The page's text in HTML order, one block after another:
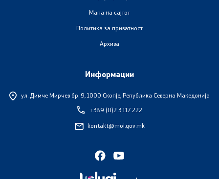
Мапа на сајтот
Политика за приватност
Архива
Информации
ул. Димче Мирчев бр. 9, 1000 Скопје, Република Северна Македонија
+389 (0)2 3 117 222
kontakt@moi.gov.mk